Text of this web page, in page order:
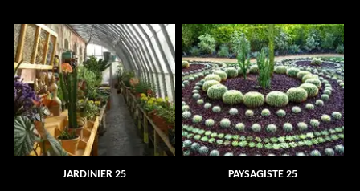
JARDINIER 25 PAYSAGISTE 25